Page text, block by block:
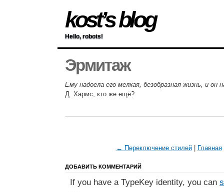
kost’s blog
Hello, robots!
Эрмитаж
Ему надоела его мелкая, безобразная жизнь, и он
Д. Хармс, кто же ещё?
← Переключение стилей| Главная
ДОБАВИТЬ КОММЕНТАРИЙ
If you have a TypeKey identity, you can